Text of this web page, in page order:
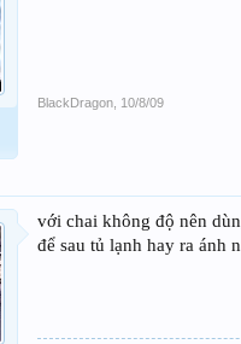
BlackDragon 10/8/09
với chai không độ nên
để sau tủ lạnh hay ra ánh